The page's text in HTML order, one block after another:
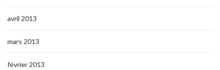
avril 2013
mars 2013
février 2013